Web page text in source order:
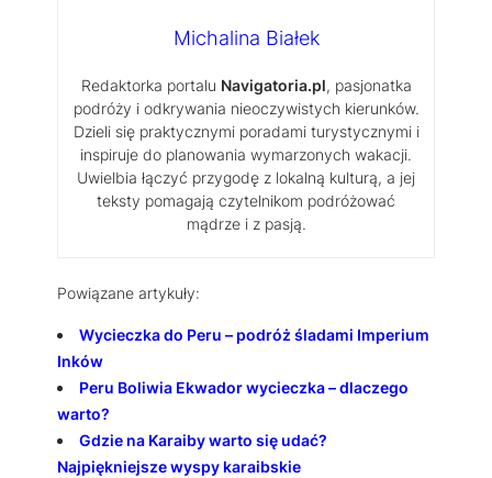
Michalina Białek
Redaktorka portalu Navigatoria.pl, pasjonatka
podróży i odkrywania nieoczywistych kierunków.
Dzieli się praktycznymi poradami turystycznymi i
inspiruje do planowania wymarzonych wakacji.
Uwielbia łączyć przygodę z lokalną kulturą, a jej
teksty pomagają czytelnikom podróżować
mądrze i z pasją.
Powiązane artykuły:
Wycieczka do Peru – podróż śladami Imperium
Inków
Peru Boliwia Ekwador wycieczka – dlaczego
warto?
Gdzie na Karaiby warto się udać?
Najpiękniejsze wyspy karaibskie